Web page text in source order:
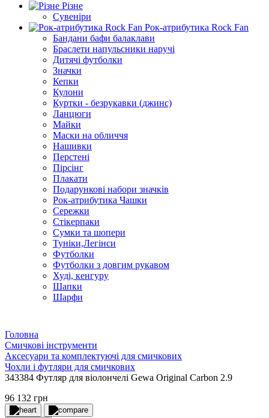
Різне
Сувеніри
Рок-атрибутика Rock Fan
Бандани бафи балаклави
Браслети напульсники наручі
Дитячі футболки
Значки
Кепки
Кулони
Куртки - безрукавки (джинс)
Ланцюги
Майки
Маски на обличчя
Нашивки
Перстені
Пірсінг
Плакати
Подарункові набори значків
Рок-атрибутика Чашки
Сережки
Стікерпаки
Сумки та шопери
Туніки,Легінси
Футболки
Футболки з довгим рукавом
Худі, кенгуру
Шапки
Шарфи
Головна
Смичкові інструменти
Аксесуари та комплектуючі для смичкових
Чохли і футляри для смичкових
343384 Футляр для віолончелі Gewa Original Carbon 2.9
96 132 грн